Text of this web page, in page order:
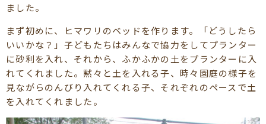
ました。
まず初めに、ヒマワリのベッドを作ります。「どうしたら
いいかな？」子どもたちはみんなで協力をしてプランター
に砂利を入れ、それから、ふかふかの土をプランターに入
れてくれました。黙々と土を入れる子、時々園庭の様子を
見ながらのんびり入れてくれる子、それぞれのペースで土
を入れてくれました。